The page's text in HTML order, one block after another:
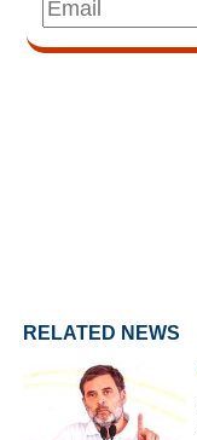
RELATED NEWS